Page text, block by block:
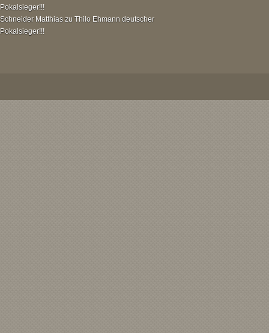
Pokalsieger!!!
Schneider Matthias zu Thilo Ehmann deutscher
Pokalsieger!!!